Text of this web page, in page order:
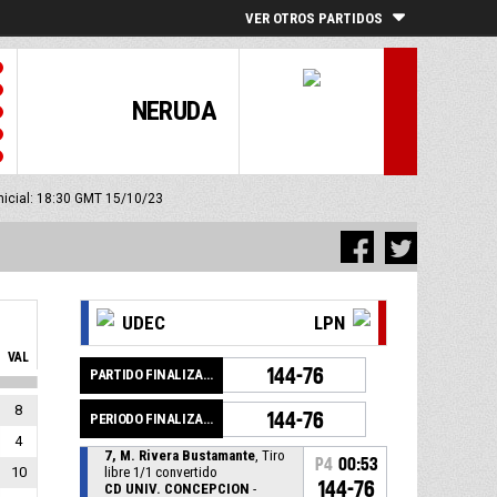
VER OTROS PARTIDOS
NERUDA
18:30 GMT 15/10/23
VAL
8
4
10
UDEC LPN
PARTIDO FINALIZADO 144-76
PERIODO FINALIZADO 144-76
7, M. Rivera Bustamante, Tiro
libre 1/1 convertido
CD UNIV. CONCEPCION -
P4 00:53
144-76